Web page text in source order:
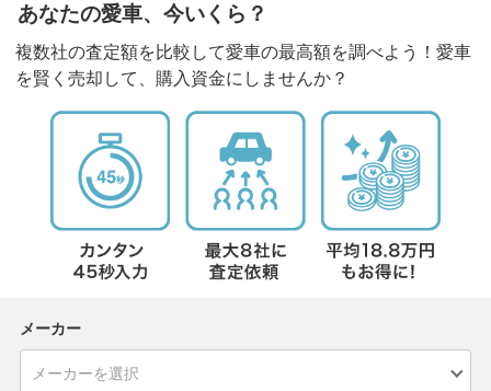
あなたの愛車、今いくら？
複数社の査定額を比較して愛車の最高額を調べよう！愛車
を賢く売却して、購入資金にしませんか？
メーカー